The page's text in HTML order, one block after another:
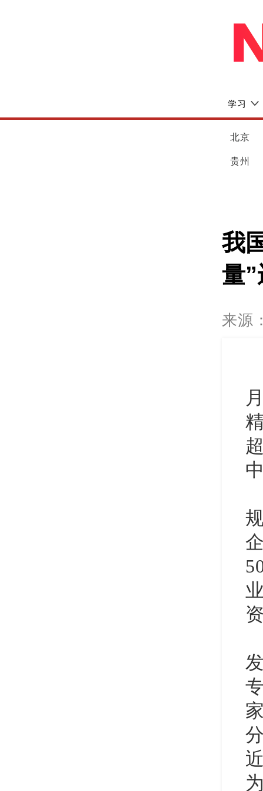
学习
北京
贵州
我
量
来源